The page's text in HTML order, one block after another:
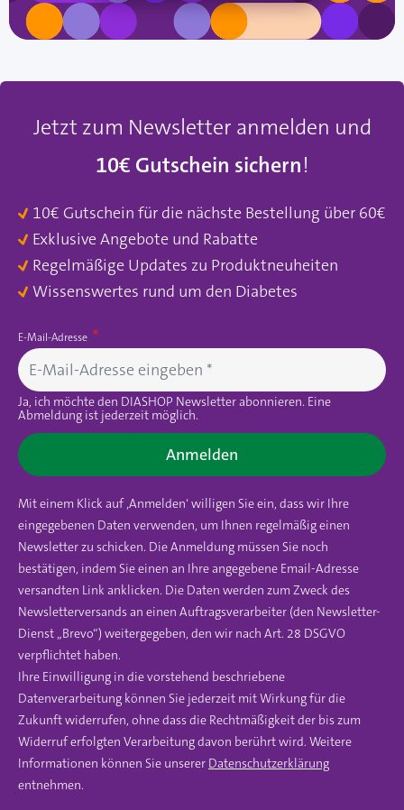
Jetzt zum Newsletter anmelden und
10€ Gutschein sichern!
10€ Gutschein für die nächste Bestellung über 60€
Exklusive Angebote und Rabatte
Regelmäßige Updates zu Produktneuheiten
Wissenswertes rund um den Diabetes
E-Mail-Adresse
Ja, ich möchte den DIASHOP Newsletter abonnieren. Eine
Abmeldung ist jederzeit möglich.
Anmelden
Mit einem Klick auf ‚Anmelden‘ willigen Sie ein, dass wir Ihre
eingegebenen Daten verwenden, um Ihnen regelmäßig einen
Newsletter zu schicken. Die Anmeldung müssen Sie noch
bestätigen, indem Sie einen an Ihre angegebene Email-Adresse
versandten Link anklicken. Die Daten werden zum Zweck des
Newsletterversands an einen Auftragsverarbeiter (den Newsletter-
Dienst „Brevo“) weitergegeben, den wir nach Art. 28 DSGVO
verpflichtet haben.
Ihre Einwilligung in die vorstehend beschriebene
Datenverarbeitung können Sie jederzeit mit Wirkung für die
Zukunft widerrufen, ohne dass die Rechtmäßigkeit der bis zum
Widerruf erfolgten Verarbeitung davon berührt wird. Weitere
Informationen können Sie unserer Datenschutzerklärung
entnehmen.